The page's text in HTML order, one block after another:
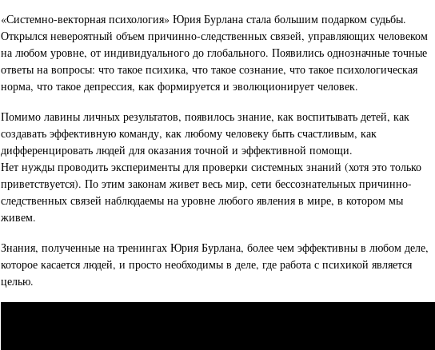
«Системно-векторная психология» Юрия Бурлана стала большим подарком судьбы.
Открылся невероятный объем причинно-следственных связей, управляющих человеком
на любом уровне, от индивидуального до глобального. Появились однозначные точные
ответы на вопросы: что такое психика, что такое сознание, что такое психологическая
норма, что такое депрессия, как формируется и эволюционирует человек.
Помимо лавины личных результатов, появилось знание, как воспитывать детей, как
создавать эффективную команду, как любому человеку быть счастливым, как
дифференцировать людей для оказания точной и эффективной помощи.
Нет нужды проводить эксперименты для проверки системных знаний (хотя это только
приветствуется). По этим законам живет весь мир, сети бессознательных причинно-
следственных связей наблюдаемы на уровне любого явления в мире, в котором мы
живем.
Знания, полученные на тренингах Юрия Бурлана, более чем эффективны в любом деле,
которое касается людей, и просто необходимы в деле, где работа с психикой является
целью.